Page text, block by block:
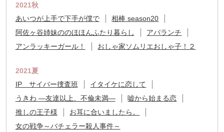
2021秋
あいつが上手で下手が僕で
相棒 season20
阿佐ヶ谷姉妹ののほほんふたり暮らし
アバランチ
アンラッキーガール！
おしゃ家ソムリエおしゃ子！２
2021夏
IP サイバー捜査班
イタイケに恋して
うきわ ―友達以上、不倫未満―
嘘から始まる恋
推しの王子様
お耳に合いましたら。
女の戦争～バチェラー殺人事件～